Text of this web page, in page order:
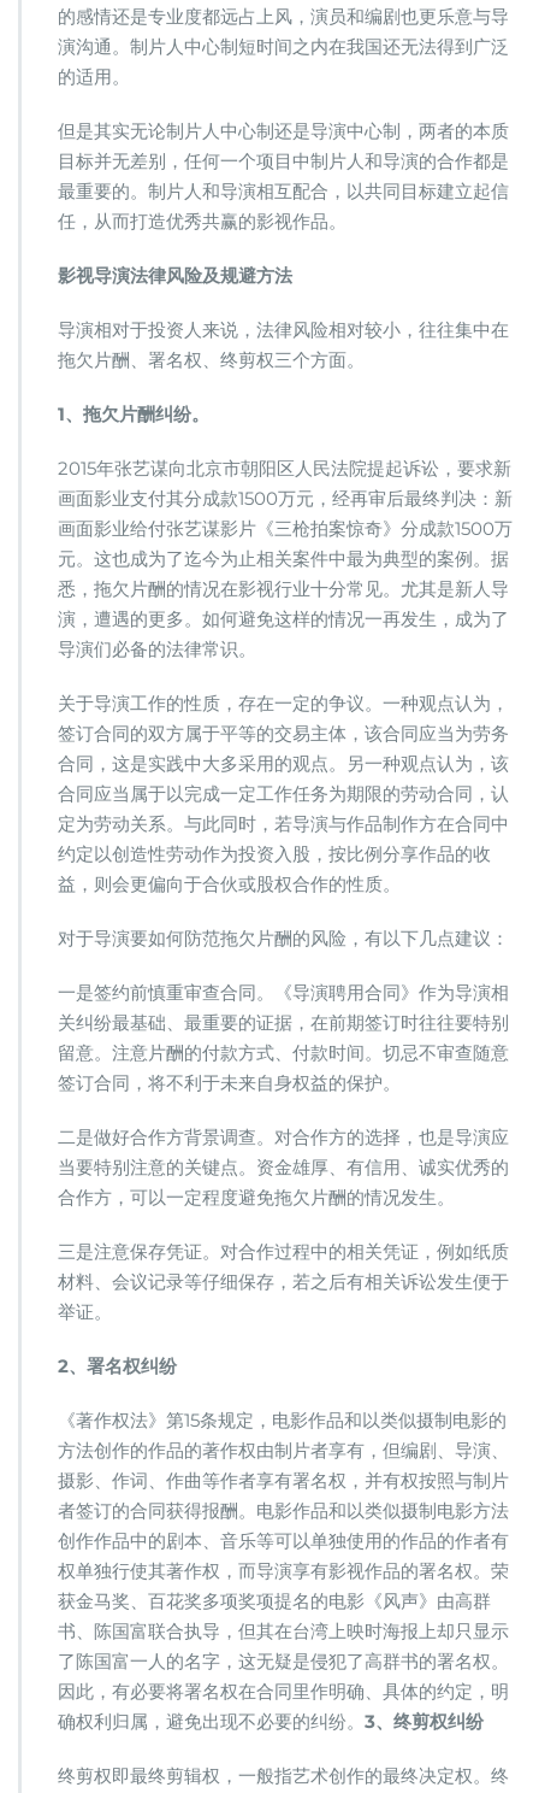
的感情还是专业度都远占上风，演员和编剧也更乐意与导
演沟通。制片人中心制短时间之内在我国还无法得到广泛
的适用。
但是其实无论制片人中心制还是导演中心制，两者的本质
目标并无差别，任何一个项目中制片人和导演的合作都是
最重要的。制片人和导演相互配合，以共同目标建立起信
任，从而打造优秀共赢的影视作品。
影视导演法律风险及规避方法
导演相对于投资人来说，法律风险相对较小，往往集中在
拖欠片酬、署名权、终剪权三个方面。
1、拖欠片酬纠纷。
2015年张艺谋向北京市朝阳区人民法院提起诉讼，要求新
画面影业支付其分成款1500万元，经再审后最终判决：新
画面影业给付张艺谋影片《三枪拍案惊奇》分成款1500万
元。这也成为了迄今为止相关案件中最为典型的案例。据
悉，拖欠片酬的情况在影视行业十分常见。尤其是新人导
演，遭遇的更多。如何避免这样的情况一再发生，成为了
导演们必备的法律常识。
关于导演工作的性质，存在一定的争议。一种观点认为，
签订合同的双方属于平等的交易主体，该合同应当为劳务
合同，这是实践中大多采用的观点。另一种观点认为，该
合同应当属于以完成一定工作任务为期限的劳动合同，认
定为劳动关系。与此同时，若导演与作品制作方在合同中
约定以创造性劳动作为投资入股，按比例分享作品的收
益，则会更偏向于合伙或股权合作的性质。
对于导演要如何防范拖欠片酬的风险，有以下几点建议：
一是签约前慎重审查合同。《导演聘用合同》作为导演相
关纠纷最基础、最重要的证据，在前期签订时往往要特别
留意。注意片酬的付款方式、付款时间。切忌不审查随意
签订合同，将不利于未来自身权益的保护。
二是做好合作方背景调查。对合作方的选择，也是导演应
当要特别注意的关键点。资金雄厚、有信用、诚实优秀的
合作方，可以一定程度避免拖欠片酬的情况发生。
三是注意保存凭证。对合作过程中的相关凭证，例如纸质
材料、会议记录等仔细保存，若之后有相关诉讼发生便于
举证。
2、署名权纠纷
《著作权法》第15条规定，电影作品和以类似摄制电影的
方法创作的作品的著作权由制片者享有，但编剧、导演、
摄影、作词、作曲等作者享有署名权，并有权按照与制片
者签订的合同获得报酬。电影作品和以类似摄制电影方法
创作作品中的剧本、音乐等可以单独使用的作品的作者有
权单独行使其著作权，而导演享有影视作品的署名权。荣
获金马奖、百花奖多项奖项提名的电影《风声》由高群
书、陈国富联合执导，但其在台湾上映时海报上却只显示
了陈国富一人的名字，这无疑是侵犯了高群书的署名权。
因此，有必要将署名权在合同里作明确、具体的约定，明
确权利归属，避免出现不必要的纠纷。 3、终剪权纠纷
终剪权即最终剪辑权，一般指艺术创作的最终决定权。终